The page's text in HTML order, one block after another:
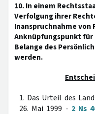
10. In einem
Verfolgung ihrer
Inanspruchnahme
Anknüpfungspunkt für
Belange des
werden.
1. Das Urteil des
26. Mai 1999 - 2 Ns